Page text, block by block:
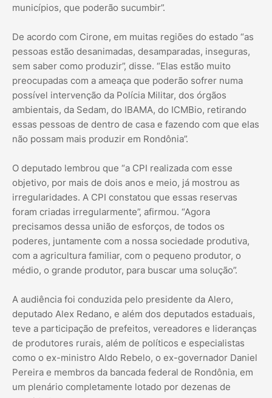
municípios, que poderão sucumbir”.
De acordo com Cirone, em muitas regiões do estado “as
pessoas estão desanimadas, desamparadas, inseguras,
sem saber como produzir”, disse. “Elas estão muito
preocupadas com a ameaça que poderão sofrer numa
possível intervenção da Polícia Militar, dos órgãos
ambientais, da Sedam, do IBAMA, do ICMBio, retirando
essas pessoas de dentro de casa e fazendo com que elas
não possam mais produzir em Rondônia”.
O deputado lembrou que “a CPI realizada com esse
objetivo, por mais de dois anos e meio, já mostrou as
irregularidades. A CPI constatou que essas reservas
foram criadas irregularmente”, afirmou. “Agora
precisamos dessa união de esforços, de todos os
poderes, juntamente com a nossa sociedade produtiva,
com a agricultura familiar, com o pequeno produtor, o
médio, o grande produtor, para buscar uma solução”.
A audiência foi conduzida pelo presidente da Alero,
deputado Alex Redano, e além dos deputados estaduais,
teve a participação de prefeitos, vereadores e lideranças
de produtores rurais, além de políticos e especialistas
como o ex-ministro Aldo Rebelo, o ex-governador Daniel
Pereira e membros da bancada federal de Rondônia, em
um plenário completamente lotado por dezenas de